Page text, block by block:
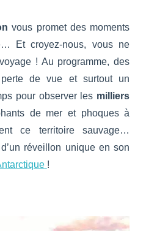
vous promet des moments
Et croyez-nous, vous ne
! Au programme, des
de vue et surtout un
pour observer les milliers
de mer et phoques à
ce territoire sauvage…
réveillon unique en son
!